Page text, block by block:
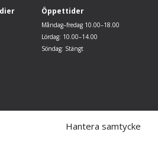
Hantera samtycke
Öppettider
Måndag–fredag 10.00–18.00
Lördag: 10.00–14.00
Söndag: Stängt